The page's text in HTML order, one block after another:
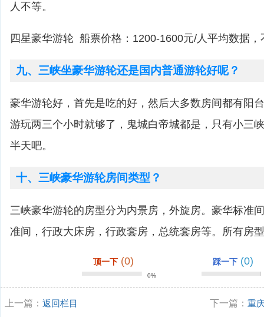
人不等。
四星豪华游轮 船票价格：1200-1600元/人平均数据，
九、三峡坐豪华游轮还是国内普通游轮好呢？
豪华游轮好，首先是吃的好，然后大多数房间都有阳
游玩两三个小时就够了，鬼城白帝城都是，只有小三
半天吧。
十、三峡豪华游轮房间类型？
三峡豪华游轮的房型分为内景房，外旋房。豪华标准
准间，行政大床房，行政套房，总统套房等。所有房
顶一下 (0)
0%
踩一下 (0)
上一篇： 返回栏目 下一篇：重